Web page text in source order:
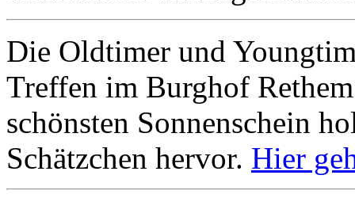
Die Oldtimer und
Treffen im Burghof
schönsten Sonnenschein
Schätzchen hervor. Hier